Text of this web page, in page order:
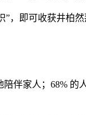
，即可收获井柏
伴家人；68%